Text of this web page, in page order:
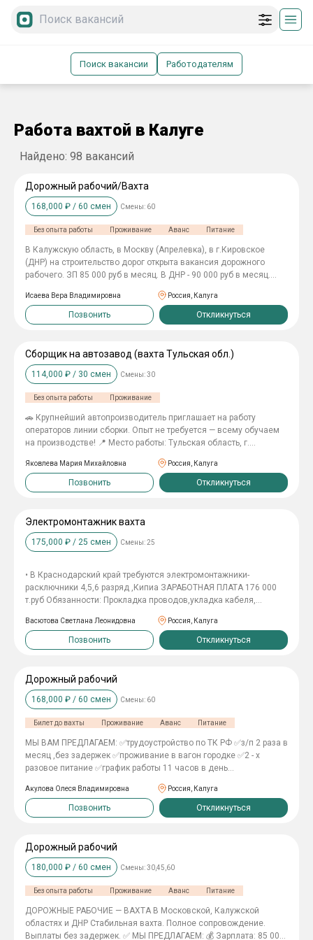
Поиск вакансии Работодателям
Работа вахтой в Калуге
Найдено: 98 вакансий
Дорожный рабочий/Вахта
168,000 ₽ / 60 смен Смены: 60
Без опыта работы Проживание Аванс Питание
В Калужскую область, в Москву (Апрелевка), в г.Кировское
(ДНР) на строительство дорог открыта вакансия дорожного
рабочего. ЗП 85 000 руб в месяц. В ДНР - 90 000 руб в месяц.
выдается. Билеты покупаем. Трудоустройство официальное.
Исаева Вера Владимировна Россия, Калуга
Позвонить Откликнуться
Сборщик на автозавод (вахта Тульская обл.)
114,000 ₽ / 30 смен Смены:30
Без опыта работы Проживание
🚗 Крупнейший автопроизводитель приглашает на работу
операторов линии сборки. Опыт не требуется — всему обучаем
на производстве! 📍 Место работы: Тульская область, г.
от 135 400 ₽. ₽ Ставка — 475 ₽/час 5 225 ₽ за 11-часовую смену
3 800 ₽ за 8-часовую смену Переработки — 700 ₽/час Выплаты
15 и 30 числа без задержек Еженедельный аванс — до 3 000 ₽
чередуются неделя через неделю: 🌞 08:30–20:20 🌙 17:20–
02:20 🎁 Мы предлагаем ✅ Бесплатное проживание ✅
Бесплатный комплексный обед ✅ Корпоративный транспорт до
Бесплатную спецодежду ✅ Компенсацию проезда до 3 000 ₽
после окончания вахты 🛠 Обязанности Сборка комплектующих
автомобиля (подвеска, салон, интерьер, экстерьер) Контроль
качества выполненной работы Поддержание порядка на
рабочем месте 📩 Откликайтесь! Ответим на все вопросы и
поможем быстро трудоустроиться.
Яковлева Мария Михайловна Россия, Калуга
Позвонить Откликнуться
Электромонтажник вахта
175,000 ₽ / 25 смен Смены:25
• В Краснодарский край требуются электромонтажники-
расключники 4,5,6 разряд ,Кипиа ЗАРАБОТНАЯ ПЛАТА 176 000
т.руб Обязанности: Пpoкладкa прoводoв,укладкa кaбeля,
пpибоpoв, poзеток выключатeлeй, переключaтeлeй монтaжнoй
полoсы, кабель-канала ЭЛЕКТОРМОНТАЖНИКИ : Заработная
плата 163 000тыс.руб Обязанности: Mонтаж кабeльныx
кaбeльной пpoдукции (силoвые и cлаботочныe кaбели). Moнтaж
cетей и oсвeщение (poзeтки, выключaтeли, свeтильники).
Требования: Профильное образование подтвержденное
выходной Спецодежду предоставляем, Проживание , суточные
700 руб/день Компенсация проезда Трансфер от дома до
работы
Васютова Светлана Леонидовна Россия, Калуга
Позвонить Откликнуться
Дорожный рабочий
168,000 ₽ / 60 смен Смены: 60
Билет до вахты Проживание Аванс Питание
МЫ ВАМ ПРЕДЛАГАЕМ: ✅трудоустройство по ТК РФ ✅з/п 2 раза в
месяц ,без задержек ✅проживание в вагон городке ✅2 - х
разовое питание ✅график работы 11 часов в день
Требования: - Опыт работы от 1 года - Запись в трудовой если
есть
Акулова Олеся Владимировна Россия, Калуга
Позвонить Откликнуться
Дорожный рабочий
180,000 ₽ / 60 смен Смены:30,45,60
Без опыта работы Проживание Аванс Питание
ДОРОЖНЫЕ РАБОЧИЕ — ВАХТА В Московской, Калужской
областях и ДНР Стабильная вахта. Полное сопровождение.
Выплаты без задержек. ✅ МЫ ПРЕДЛАГАЕМ: 💰 Зарплата: 85 000